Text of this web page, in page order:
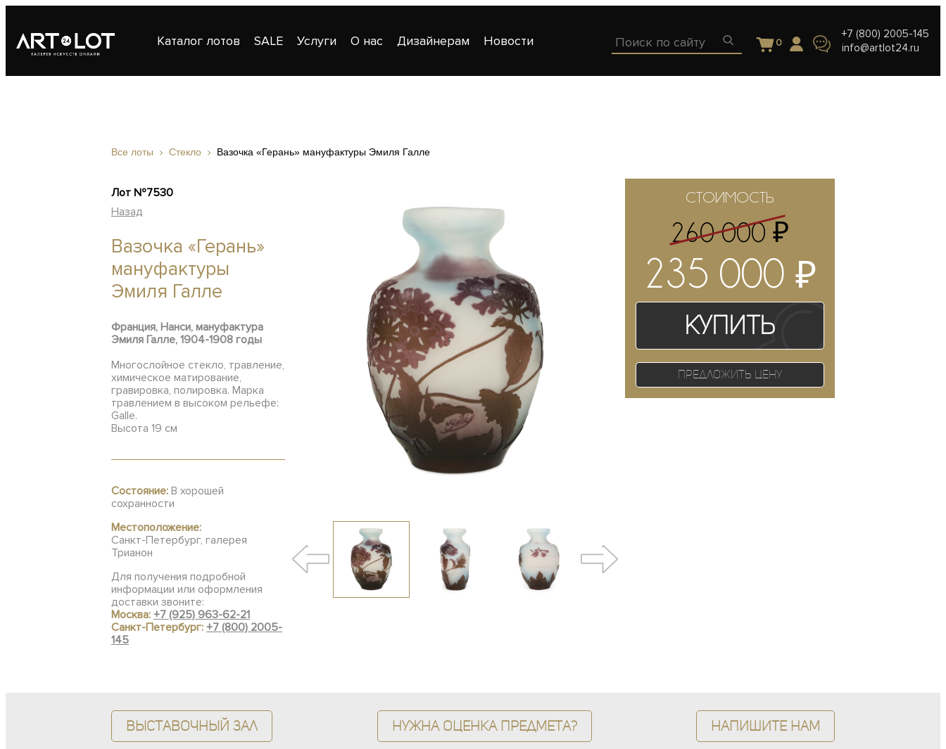
Каталог лотов SALE Услуги О нас Дизайнерам Новости 0
+7 (800) 2005-145
info@artlot24.ru
Все лоты Стекло Вазочка «Герань» мануфактуры Эмиля Галле
Лот №7530
Назад
Вазочка «Герань»
мануфактуры
Эмиля Галле
Франция, Нанси, мануфактура
Эмиля Галле, 1904-1908 годы
Многослойное стекло, травление,
химическое матирование,
гравировка, полировка. Марка
травлением в высоком рельефе:
Galle.
Высота 19 см
Состояние: В хорошей
сохранности
Местоположение:
Санкт-Петербург, галерея
Трианон
Для получения подробной
информации или оформления
доставки звоните:
Москва: +7 (925) 963-62-21
Санкт-Петербург: +7 (800) 2005-
145
СТОИМОСТЬ
260 000₽
235 000 ₽
Купить
Предложить цену
Выставочный зал Нужна оценка предмета? Напишите нам